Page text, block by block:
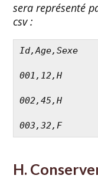
sera représenté
csv :
Id,Age,Sexe
001,12,H
002,45,H
003,32,F
H.